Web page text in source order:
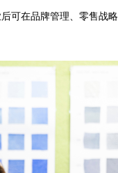
可在品牌管理、零售战